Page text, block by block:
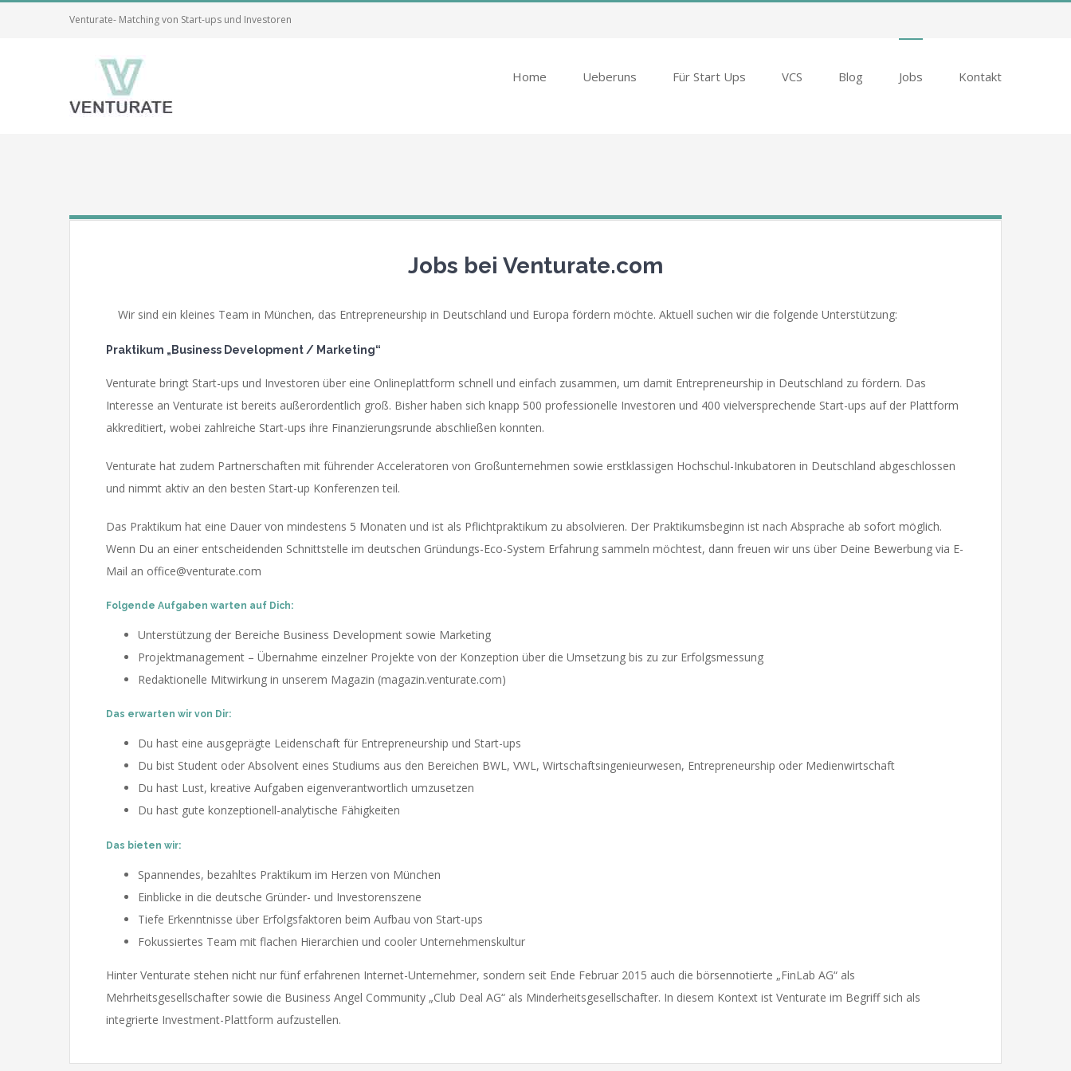
Venturate- Matching von Start-ups und Investoren
Home Ueberuns Für Start Ups VCS Blog Jobs Kontakt
Jobs bei Venturate.com
Wir sind ein kleines Team in München, das Entrepreneurship in Deutschland und Europa fördern möchte. Aktuell suchen wir die folgende Unterstützung:
Praktikum „Business Development / Marketing“
Venturate bringt Start-ups und Investoren über eine Onlineplattform schnell und einfach zusammen, um damit Entrepreneurship in Deutschland zu fördern. Das
Interesse an Venturate ist bereits außerordentlich groß. Bisher haben sich knapp 500 professionelle Investoren und 400 vielversprechende Start-ups auf der Plattform
akkreditiert, wobei zahlreiche Start-ups ihre Finanzierungsrunde abschließen konnten.
Venturate hat zudem Partnerschaften mit führender Acceleratoren von Großunternehmen sowie erstklassigen Hochschul-Inkubatoren in Deutschland abgeschlossen
und nimmt aktiv an den besten Start-up Konferenzen teil.
Das Praktikum hat eine Dauer von mindestens 5 Monaten und ist als Pflichtpraktikum zu absolvieren. Der Praktikumsbeginn ist nach Absprache ab sofort möglich.
Wenn Du an einer entscheidenden Schnittstelle im deutschen Gründungs-Eco-System Erfahrung sammeln möchtest, dann freuen wir uns über Deine Bewerbung via E-
Mail an office@venturate.com
Folgende Aufgaben warten auf Dich:
Unterstützung der Bereiche Business Development sowie Marketing
Projektmanagement – Übernahme einzelner Projekte von der Konzeption über die Umsetzung bis zu zur Erfolgsmessung
Redaktionelle Mitwirkung in unserem Magazin (magazin.venturate.com)
Das erwarten wir von Dir:
Du hast eine ausgeprägte Leidenschaft für Entrepreneurship und Start-ups
Du bist Student oder Absolvent eines Studiums aus den Bereichen BWL, VWL, Wirtschaftsingenieurwesen, Entrepreneurship oder Medienwirtschaft
Du hast Lust, kreative Aufgaben eigenverantwortlich umzusetzen
Du hast gute konzeptionell-analytische Fähigkeiten
Das bieten wir:
Spannendes, bezahltes Praktikum im Herzen von München
Einblicke in die deutsche Gründer- und Investorenszene
Tiefe Erkenntnisse über Erfolgsfaktoren beim Aufbau von Start-ups
Fokussiertes Team mit flachen Hierarchien und cooler Unternehmenskultur
Hinter Venturate stehen nicht nur fünf erfahrenen Internet-Unternehmer, sondern seit Ende Februar 2015 auch die börsennotierte „FinLab AG“ als
Mehrheitsgesellschafter sowie die Business Angel Community „Club Deal AG“ als Minderheitsgesellschafter. In diesem Kontext ist Venturate im Begriff sich als
integrierte Investment-Plattform aufzustellen.